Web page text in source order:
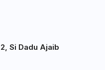
Si Dadu Ajaib